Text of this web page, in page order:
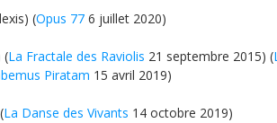
(Opus 77 6 juillet 2020)
(La Fractale des Raviolis 21 septembre 2015) (
Piratam 15 avril 2019)
La Danse des Vivants 14 octobre 2019)